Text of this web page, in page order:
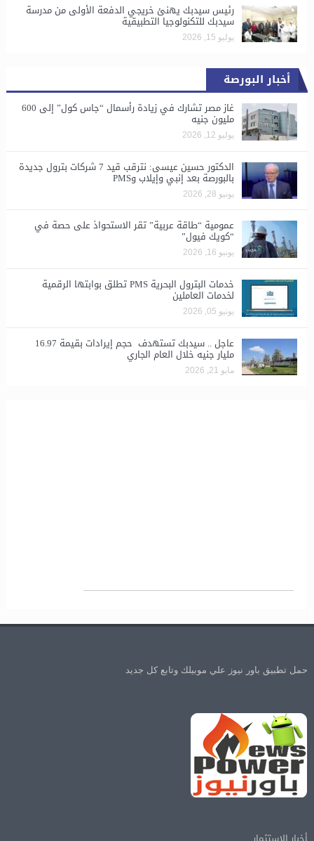
رئيس سيدبك يهنئ خريجي الدفعة الأولى من مدرسة
سيدبك للتكنولوجيا التطبيقية
يوليو 15, 2026
أخبار البورصة
غاز مصر تشارك في زيادة رأسمال “جاس كول” إلى 600
مليون جنيه
يوليو 12, 2026
الدكتور حسين عيسى: نترقب قيد 7 شركات بترول جديدة
بالبورصة بعد إنبي وإيلاب وPMS
يونيو 28, 2026
​عمومية “طاقة عربية” تقر الاستحواذ على حصة في
“كويك فيول”
يونيو 16, 2026
خدمات البترول البحرية PMS تطلق بوابتها الرقمية
لخدمات العاملين
يونيو 05, 2026
عاجل .. سيدبك تستهدف حجم إيرادات بقيمة 16.97
مليار جنيه خلال العام الجاري
مايو 21, 2026
حمل تطبيق باور نيوز علي موبيلك وتابع كل جديد